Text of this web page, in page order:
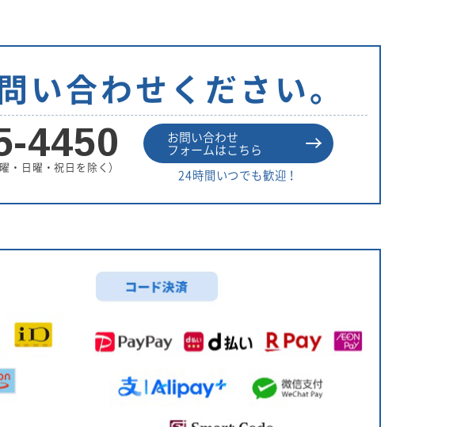
い合わせください。
4450
曜・日曜・祝日を除く）
お問い合わせ
フォームはこちら
24時間いつでも歓迎！